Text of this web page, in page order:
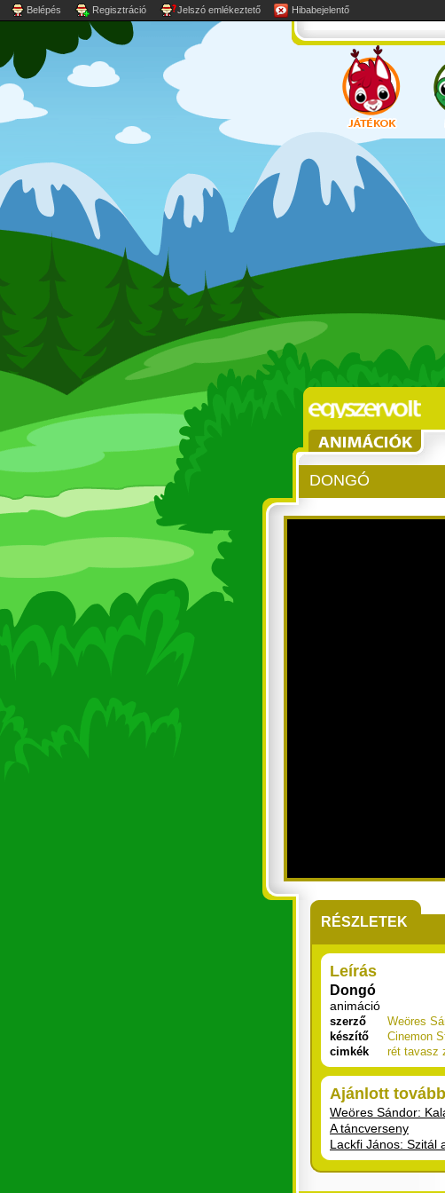
Belépés Regisztráció Jelszó emlékeztető Hibabejelentő
DONGÓ
RÉSZLETEK
Leírás
Dongó
animáció
szerző
Weöres
készítő
Cinemon
cimkék
rét tavasz
Ajánlott
Weöres Sándor:
A táncverseny
Lackfi János: Szitál